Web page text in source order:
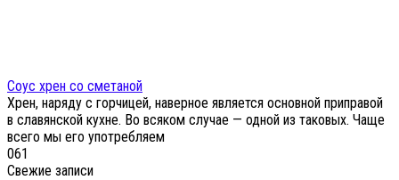
Соус хрен со сметаной
Хрен, наряду с горчицей, наверное является основной приправой
в славянской кухне. Во всяком случае — одной из таковых. Чаще
всего мы его употребляем
061
Свежие записи